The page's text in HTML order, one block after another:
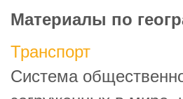
Материалы по
Транспорт
Система